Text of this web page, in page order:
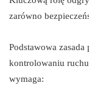
zarówno
Podstawowa
kontrolowaniu
wymaga: